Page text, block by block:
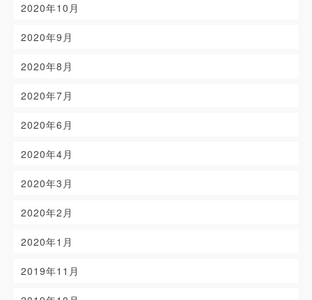
2020年10月
2020年9月
2020年8月
2020年7月
2020年6月
2020年4月
2020年3月
2020年2月
2020年1月
2019年11月